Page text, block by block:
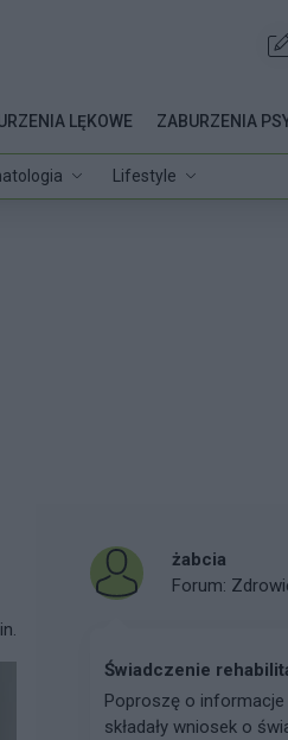
Lifestyle
LĘKOWE ZABURZENIA
żabcia
Forum:
Świadczenie
Poproszę o
składały wniosek o